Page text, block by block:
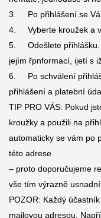
3. Po přihlášení se
4. Vyberte kroužek a
5. Odešlete přihlášku.
jejím řpnformací, ijetí s
6. Po schválení
přihlášení a platební
TIP PRO VÁS: Pokud
kroužky a použili na
automaticky se vám po
této adrese
– proto doporučujeme
vše tím výrazně
POZOR: Každý
mailovou adresou.